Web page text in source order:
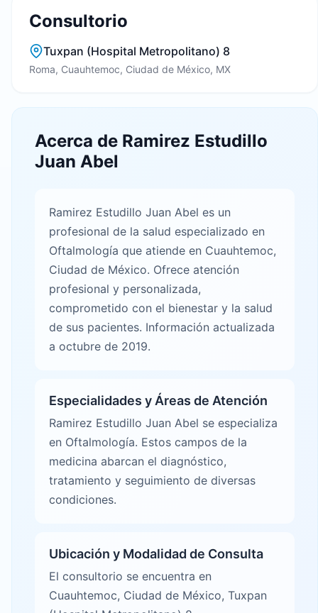
Consultorio
Tuxpan (Hospital Metropolitano) 8
Roma, Cuauhtemoc, Ciudad de México, MX
Acerca de Ramirez Estudillo
Juan Abel
Ramirez Estudillo Juan Abel es un
profesional de la salud especializado en
Oftalmología que atiende en Cuauhtemoc,
Ciudad de México. Ofrece atención
profesional y personalizada,
comprometido con el bienestar y la salud
de sus pacientes. Información actualizada
a octubre de 2019.
Especialidades y Áreas de Atención
Ramirez Estudillo Juan Abel se especializa
en Oftalmología. Estos campos de la
medicina abarcan el diagnóstico,
tratamiento y seguimiento de diversas
condiciones.
Ubicación y Modalidad de Consulta
El consultorio se encuentra en
Cuauhtemoc, Ciudad de México, Tuxpan